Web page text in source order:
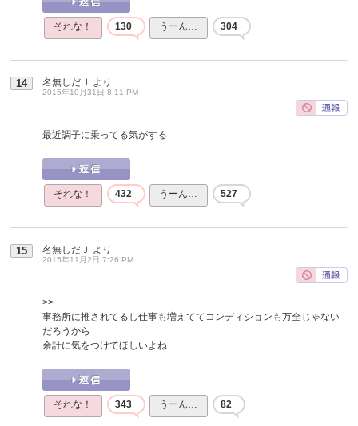
それな！ 130 うーん… 304
14 名無しだＪ より
2015年10月31日 8:11 PM
最近調子に乗ってる気がする
それな！ 432 うーん… 527
15 名無しだＪ より
2015年11月2日 7:26 PM
>>
事務所に推されてるし仕事も増えててコンディションも万全じゃない
だろうから
余計に気をつけてほしいよね
それな！ 343 うーん… 82